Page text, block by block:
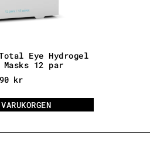
Eye Hydrogel
Masks 12 par
kr